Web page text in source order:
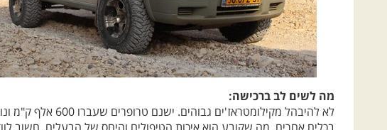
מה לשים לב ברכישה:
לא להיבהל מקילומטראז'ים
שהשתמשו רק בשמן סינטטי מלא באיכות גבוהה, כמו כן רק בנוזל קירור
פעם אחרונה הוחלפו גומיות המזרקים. לקחת למוסך ולערוך בדיקת מזרקים.